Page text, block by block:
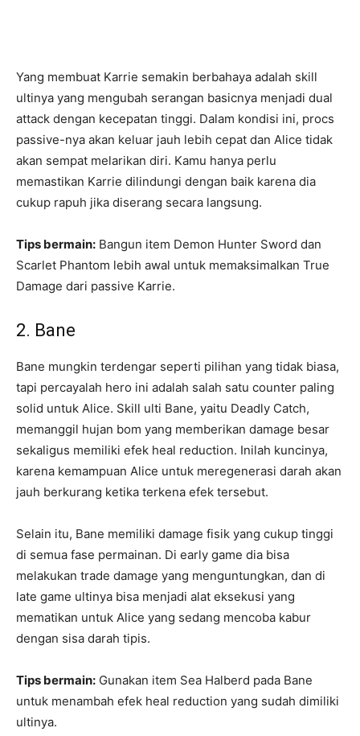
Yang membuat Karrie semakin berbahaya adalah skill
ultinya yang mengubah serangan basicnya menjadi dual
attack dengan kecepatan tinggi. Dalam kondisi ini, procs
passive-nya akan keluar jauh lebih cepat dan Alice tidak
akan sempat melarikan diri. Kamu hanya perlu
memastikan Karrie dilindungi dengan baik karena dia
cukup rapuh jika diserang secara langsung.
Tips bermain: Bangun item Demon Hunter Sword dan
Scarlet Phantom lebih awal untuk memaksimalkan True
Damage dari passive Karrie.
2. Bane
Bane mungkin terdengar seperti pilihan yang tidak biasa,
tapi percayalah hero ini adalah salah satu counter paling
solid untuk Alice. Skill ulti Bane, yaitu Deadly Catch,
memanggil hujan bom yang memberikan damage besar
sekaligus memiliki efek heal reduction. Inilah kuncinya,
karena kemampuan Alice untuk meregenerasi darah akan
jauh berkurang ketika terkena efek tersebut.
Selain itu, Bane memiliki damage fisik yang cukup tinggi
di semua fase permainan. Di early game dia bisa
melakukan trade damage yang menguntungkan, dan di
late game ultinya bisa menjadi alat eksekusi yang
mematikan untuk Alice yang sedang mencoba kabur
dengan sisa darah tipis.
Tips bermain: Gunakan item Sea Halberd pada Bane
untuk menambah efek heal reduction yang sudah dimiliki
ultinya.